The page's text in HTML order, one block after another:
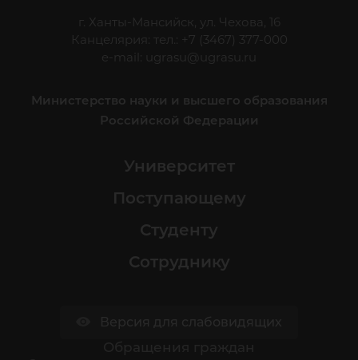
г. Ханты-Мансийск, ул. Чехова, 16
Канцелярия: тел.: +7 (3467) 377-000
e-mail:
ugrasu@ugrasu.ru
Министерство науки и высшего образования
Российской Федерации
Университет
Поступающему
Студенту
Сотруднику